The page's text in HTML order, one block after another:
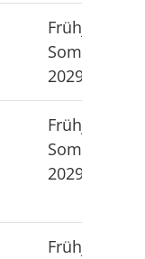
Frühjahr /
Sommer
2029
Frühjahr /
Sommer
2029
Frühjahr